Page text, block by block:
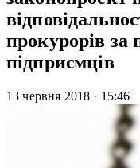
прокурорів
підприємців
13 червня 2018 · 15:46